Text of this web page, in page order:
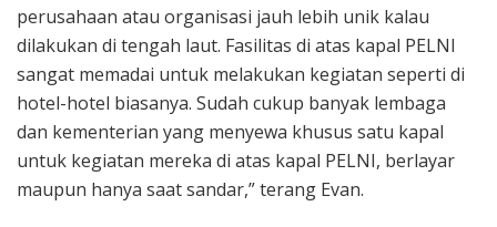
perusahaan atau organisasi jauh lebih unik kalau
dilakukan di tengah laut. Fasilitas di atas kapal PELNI
sangat memadai untuk melakukan kegiatan seperti di
hotel-hotel biasanya. Sudah cukup banyak lembaga
dan kementerian yang menyewa khusus satu kapal
untuk kegiatan mereka di atas kapal PELNI, berlayar
maupun hanya saat sandar,” terang Evan.